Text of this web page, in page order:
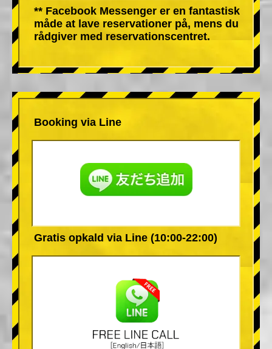
** Facebook Messenger er en fantastisk
måde at lave reservationer på, mens du
rådgiver med reservationscentret.
Booking via Line
Gratis opkald via Line (10:00-22:00)